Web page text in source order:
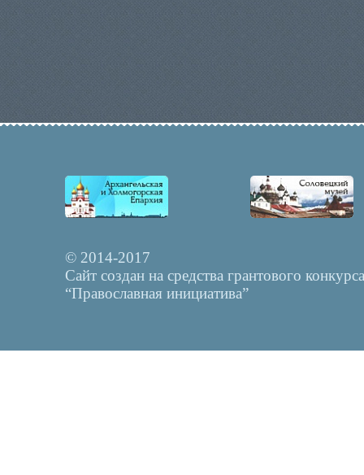
© 2014-2017
Сайт создан на средства грантового конкурса
“Православная инициатива”